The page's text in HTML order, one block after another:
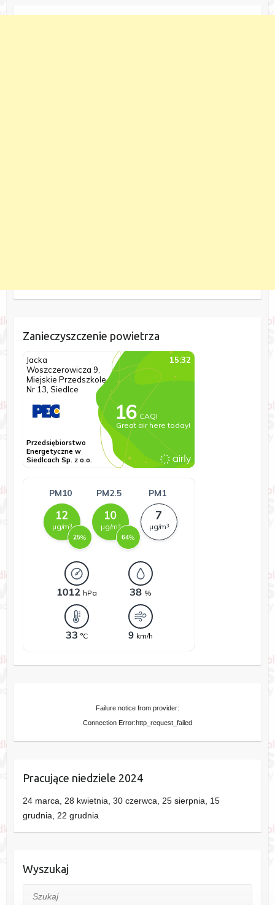
Zanieczyszczenie powietrza
Failure notice from provider:
Connection Error:http_request_failed
Pracujące niedziele 2024
24 marca, 28 kwietnia, 30 czerwca, 25 sierpnia, 15
grudnia, 22 grudnia
Wyszukaj
Szukaj